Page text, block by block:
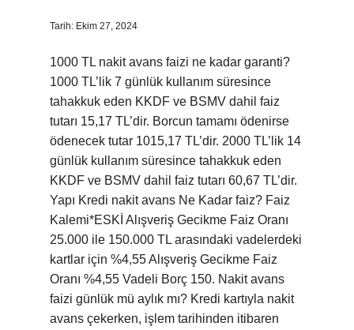
Tarih: Ekim 27, 2024
1000 TL nakit avans faizi ne kadar garanti?
1000 TL’lik 7 günlük kullanım süresince
tahakkuk eden KKDF ve BSMV dahil faiz
tutarı 15,17 TL’dir. Borcun tamamı ödenirse
ödenecek tutar 1015,17 TL’dir. 2000 TL’lik 14
günlük kullanım süresince tahakkuk eden
KKDF ve BSMV dahil faiz tutarı 60,67 TL’dir.
Yapı Kredi nakit avans Ne Kadar faiz? Faiz
Kalemi*ESKİ Alışveriş Gecikme Faiz Oranı
25.000 ile 150.000 TL arasındaki vadelerdeki
kartlar için %4,55 Alışveriş Gecikme Faiz
Oranı %4,55 Vadeli Borç 150. Nakit avans
faizi günlük mü aylık mı? Kredi kartıyla nakit
avans çekerken, işlem tarihinden itibaren